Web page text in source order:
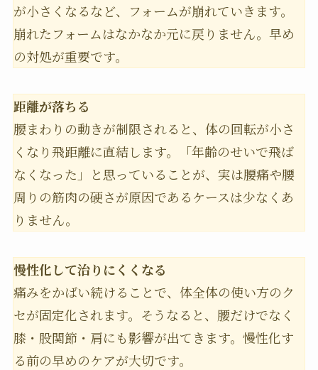
が小さくなるなど、フォームが崩れていきます。
崩れたフォームはなかなか元に戻りません。早め
の対処が重要です。
距離が落ちる
腰まわりの動きが制限されると、体の回転が小さ
くなり飛距離に直結します。「年齢のせいで飛ば
なくなった」と思っていることが、実は腰痛や腰
周りの筋肉の硬さが原因であるケースは少なくあ
りません。
慢性化して治りにくくなる
痛みをかばい続けることで、体全体の使い方のク
セが固定化されます。そうなると、腰だけでなく
膝・股関節・肩にも影響が出てきます。慢性化す
る前の早めのケアが大切です。